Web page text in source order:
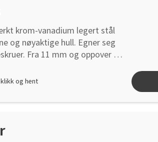
krom-vanadium legert stål
og nøyaktige hull. Egner seg
Fra 11 mm og oppover er
og hent